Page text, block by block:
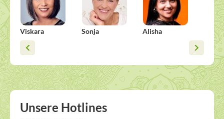
Viskara Sonja Alisha
Unsere Hotlines